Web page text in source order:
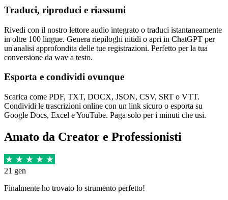
Traduci, riproduci e riassumi
Rivedi con il nostro lettore audio integrato o traduci istantaneamente
in oltre 100 lingue. Genera riepiloghi nitidi o apri in ChatGPT per
un'analisi approfondita delle tue registrazioni. Perfetto per la tua
conversione da wav a testo.
Esporta e condividi ovunque
Scarica come PDF, TXT, DOCX, JSON, CSV, SRT o VTT.
Condividi le trascrizioni online con un link sicuro o esporta su
Google Docs, Excel e YouTube. Paga solo per i minuti che usi.
Amato da Creator e Professionisti
21 gen
Finalmente ho trovato lo strumento perfetto!